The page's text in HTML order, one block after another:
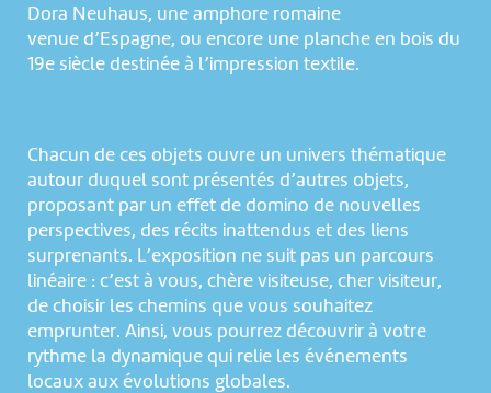
Dora Neuhaus, une amphore romaine
venue d’Espagne, ou encore une planche en bois du
19e siècle destinée à l’impression textile.
Chacun de ces objets ouvre un univers thématique
autour duquel sont présentés d’autres objets,
proposant par un effet de domino de nouvelles
perspectives, des récits inattendus et des liens
surprenants. L’exposition ne suit pas un parcours
linéaire : c’est à vous, chère visiteuse, cher visiteur,
de choisir les chemins que vous souhaitez
emprunter. Ainsi, vous pourrez découvrir à votre
rythme la dynamique qui relie les événements
locaux aux évolutions globales.